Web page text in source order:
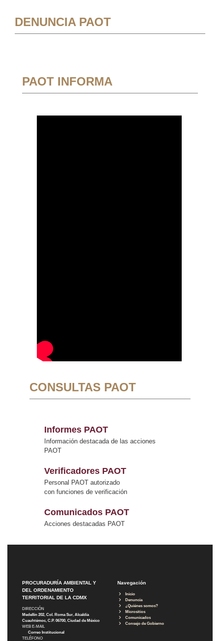
DENUNCIA PAOT
PAOT INFORMA
CONSULTAS PAOT
Informes PAOT
Información destacada de las acciones
PAOT
Verificadores PAOT
Personal PAOT autorizado
con funciones de verificación
Comunicados PAOT
Acciones destacadas PAOT
PROCURADURÍA AMBIENTAL Y
DEL ORDENAMIENTO
TERRITORIAL DE LA CDMX
DIRECCIÓN
Medellín 202, Col. Roma Sur, Alcaldía
Cuauhtémoc, C.P. 06700, Ciudad de México
WEB E-MAIL
Correo Institucional
TELÉFONO
Navegación
Inicio
Denuncia
¿Quiénes somos?
Micrositios
Comunicados
Consejo de Gobierno